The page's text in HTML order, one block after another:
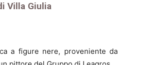
Villa Giulia
a figure nere, proveniente da